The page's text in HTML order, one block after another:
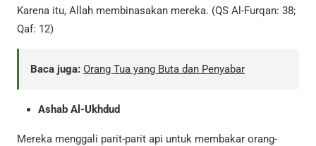
Karena itu, Allah membinasakan mereka. (QS Al-Furqan: 38;
Qaf: 12)
Baca juga: Orang Tua yang Buta dan Penyabar
Ashab Al-Ukhdud
Mereka menggali parit-parit api untuk membakar orang-